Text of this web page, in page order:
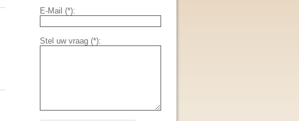
E-Mail (*):
Stel uw vraag (*):